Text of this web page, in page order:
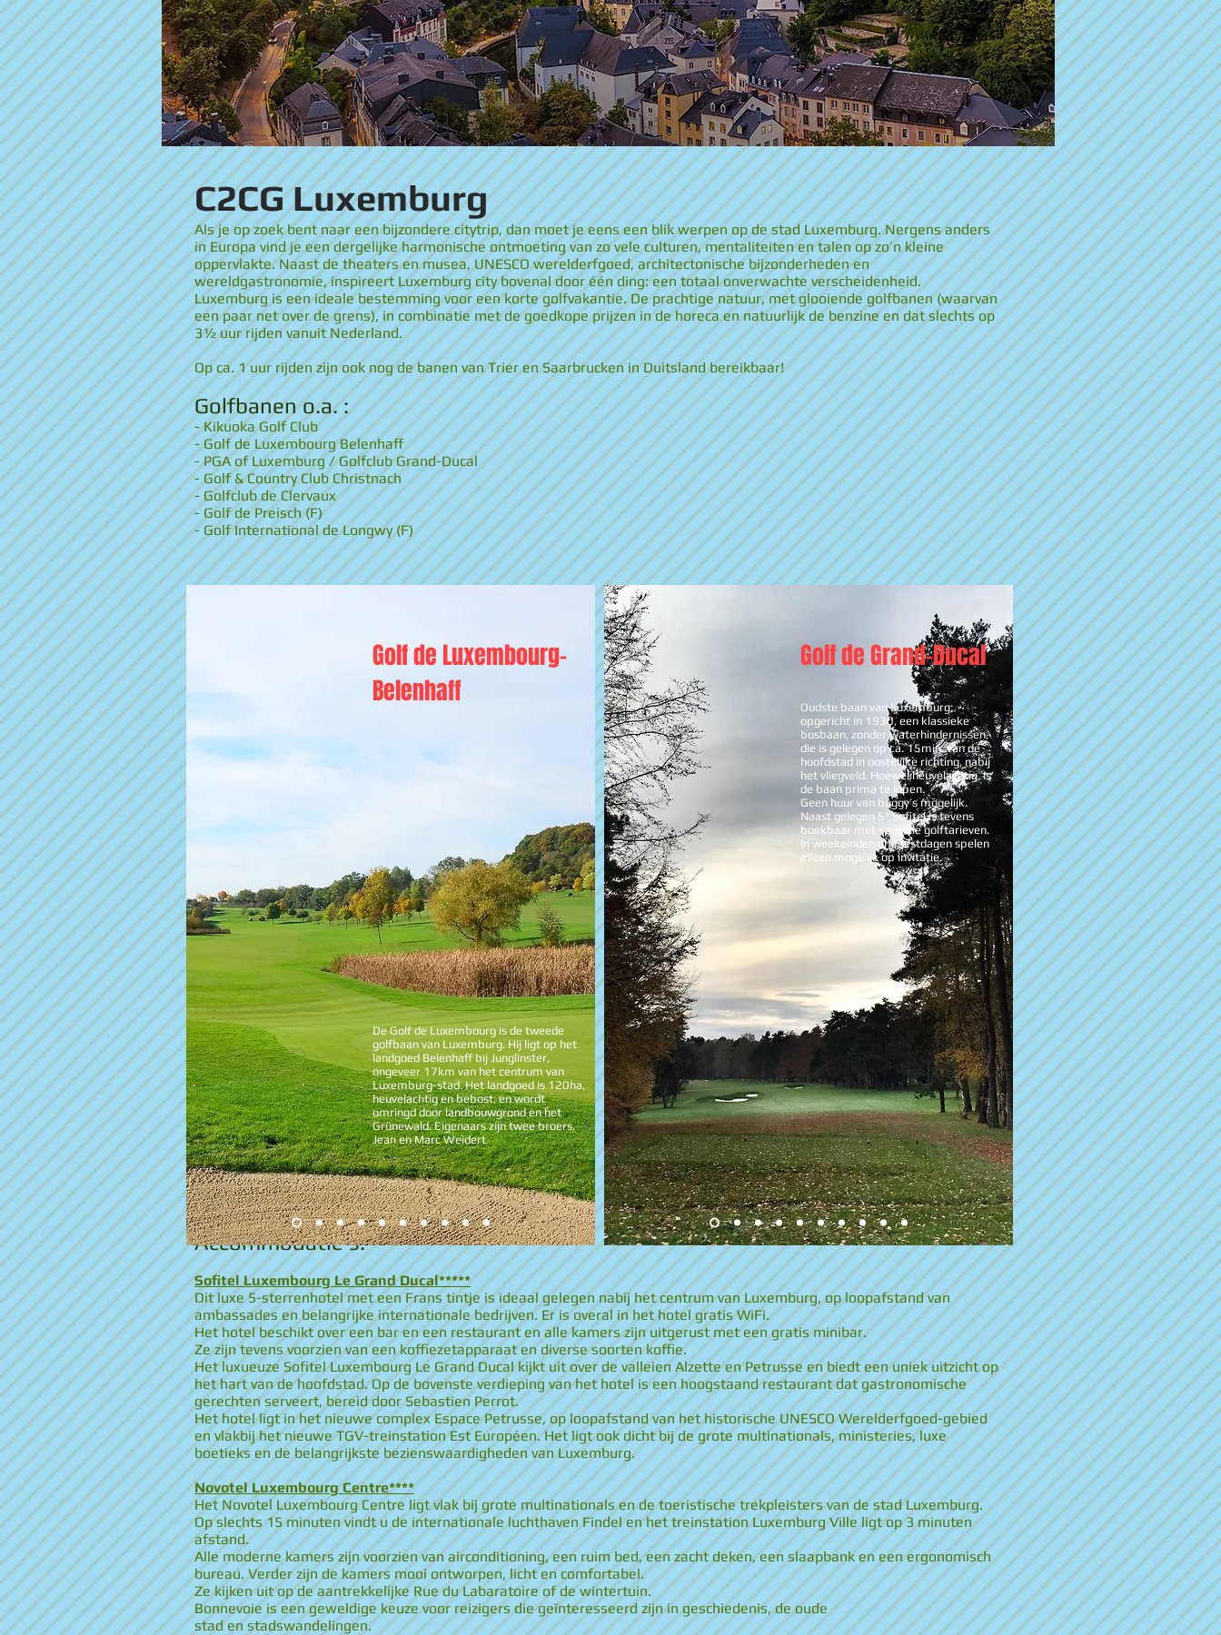
C2CG Luxemburg
Als je op zoek bent naar een bijzondere citytrip, dan moet je eens een blik werpen op de stad Luxemburg. Nergens anders
in Europa vind je een dergelijke harmonische ontmoeting van zo vele culturen, mentaliteiten en talen op zo’n kleine
oppervlakte. Naast de theaters en musea, UNESCO werelderfgoed, architectonische bijzonderheden en
wereldgastronomie, inspireert Luxemburg city bovenal door één ding: een totaal onverwachte verscheidenheid.
Luxemburg is een ideale bestemming voor een korte golfvakantie. De prachtige natuur, met glooiende golfbanen (waarvan
een paar net over de grens), in combinatie met de goedkope prijzen in de horeca en natuurlijk de benzine en dat slechts op
3½ uur rijden vanuit Nederland.
Op ca. 1 uur rijden zijn ook nog de banen van Trier en Saarbrucken in Duitsland bereikbaar!
Golfbanen o.a. :
- Kikuoka Golf Club
- Golf de Luxembourg Belenhaff
- PGA of Luxemburg / Golfclub Grand-Ducal
- Golf & Country Club Christnach
- Golfclub de Clervaux
- Golf de Preisch (F)
- Golf International de Longwy (F)
Accommodatie's:
Sofitel Luxembourg Le Grand Ducal*****
Dit luxe 5-sterrenhotel met een Frans tintje is ideaal gelegen nabij het centrum van Luxemburg, op loopafstand van
ambassades en belangrijke internationale bedrijven. Er is overal in het hotel gratis WiFi.
Het hotel beschikt over een bar en een restaurant en alle kamers zijn uitgerust met een gratis minibar.
Ze zijn tevens voorzien van een koffiezetapparaat en diverse soorten koffie.
Het luxueuze Sofitel Luxembourg Le Grand Ducal kijkt uit over de valleien Alzette en Petrusse en biedt een uniek uitzicht op
het hart van de hoofdstad. Op de bovenste verdieping van het hotel is een hoogstaand restaurant dat gastronomische
gerechten serveert, bereid door Sebastien Perrot.
Het hotel ligt in het nieuwe complex Espace Petrusse, op loopafstand van het historische UNESCO Werelderfgoed-gebied
en vlakbij het nieuwe TGV-treinstation Est Européen. Het ligt ook dicht bij de grote multinationals, ministeries, luxe
boetieks en de belangrijkste bezienswaardigheden van Luxemburg.
Novotel Luxembourg Centre****
Het Novotel Luxembourg Centre ligt vlak bij grote multinationals en de toeristische trekpleisters van de stad Luxemburg.
Op slechts 15 minuten vindt u de internationale luchthaven Findel en het treinstation Luxemburg Ville ligt op 3 minuten
afstand.
Alle moderne kamers zijn voorzien van airconditioning, een ruim bed, een zacht deken, een slaapbank en een ergonomisch
bureau. Verder zijn de kamers mooi ontworpen, licht en comfortabel.
Ze kijken uit op de aantrekkelijke Rue du Labaratoire of de wintertuin.
Bonnevoie is een geweldige keuze voor reizigers die geïnteresseerd zijn in geschiedenis, de oude
stad en stadswandelingen.
Golf de Luxembourg-
Belenhaff
De Golf de Luxembourg is de tweede
golfbaan van Luxemburg. Hij ligt op het
landgoed Belenhaff bij Junglinster,
ongeveer 17km van het centrum van
Luxemburg-stad. Het landgoed is 120ha,
heuvelachtig en bebost, en wordt
omringd door landbouwgrond en het
Grünewald. Eigenaars zijn twee broers,
Jean en Marc Weidert
Golf de Grand-Ducal
Oudste baan van Luxemburg;
opgericht in 1930, een klassieke
bosbaan, zonder waterhindernissen,
die is gelegen op ca. 15min. van de
hoofdstad in oostelijke richting, nabij
het vliegveld. Hoewel heuvelachtig, is
de baan prima te lopen.
Geen huur van buggy’s mogelijk.
Naast gelegen 5* Sofitel is tevens
boekbaar met speciale golftarieven.
In weekeinden en feestdagen spelen
alleen mogelijk op invitatie.